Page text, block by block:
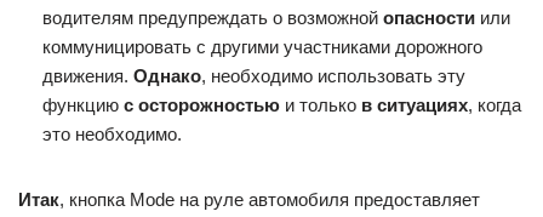
водителям предупреждать о возможной опасности или
коммуницировать с другими участниками дорожного
движения. Однако, необходимо использовать эту
функцию с осторожностью и только в ситуациях, когда
это необходимо.
Итак, кнопка Mode на руле автомобиля предоставляет